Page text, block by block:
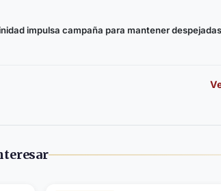
impulsa campaña para mantener